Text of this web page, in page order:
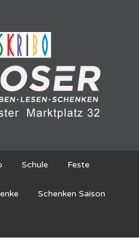
Schule Feste
Schenken Saison